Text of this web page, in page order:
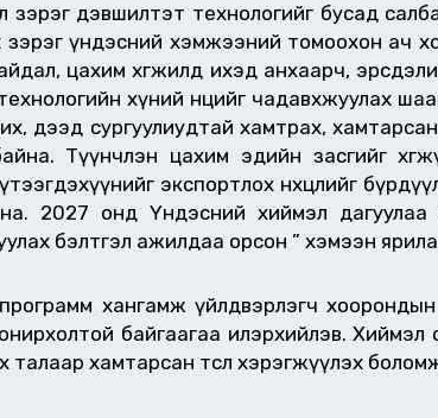
зэрэг дэвшилтэт технологийг бусад
зэрэг үндэсний хэмжээний томоохон ач
цахим хөгжилд ихэд анхаарч,
хүний нөөцийг чадавхжуулах
дээд сургуулиудтай хамтрах,
Түүнчлэн цахим эдийн засгийг
экспортлох нөхцөлийг
2027 онд Үндэсний хиймэл дагуулаа
бэлтгэл ажилдаа орсон ” хэмээн
хангамж үйлдвэрлэгч хоорондын
байгаагаа илэрхийлэв. Хиймэл
талаар xамтарсан төсөл хэрэгжүүлэх